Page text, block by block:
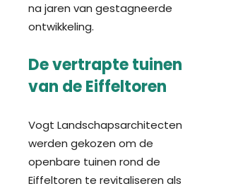
na jaren van gestagneerde
ontwikkeling.
De vertrapte tuinen
van de Eiffeltoren
Vogt Landschapsarchitecten
werden gekozen om de
openbare tuinen rond de
Eiffeltoren te revitaliseren als